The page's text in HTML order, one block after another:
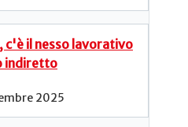
c'è il nesso lavorativo
indiretto
2025